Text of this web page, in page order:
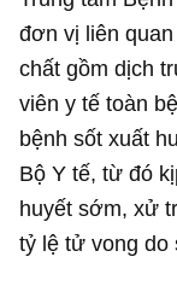
đơn vị liên
chất gồm dịch
viên y tế toàn
bệnh sốt xuất
Bộ Y tế, từ đó
huyết sớm, xử
tỷ lệ tử vong do